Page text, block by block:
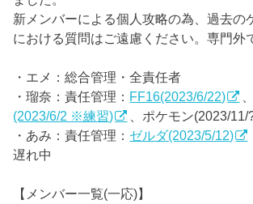
新メンバーによる個人攻略の為、過去の
における質問はご遠慮ください。専門外
・エメ：総合管理・全責任者
・瑠奈：責任管理： FF16(2023/6/22)
(2023/6/2 ※練習)
、ポケモン(2023/11/
・あみ：責任管理： ゼルダ(2023/5/12)
遅れ中
【メンバー一覧(一応)】